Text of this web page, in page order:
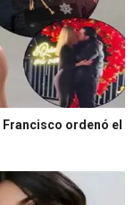
ordenó el